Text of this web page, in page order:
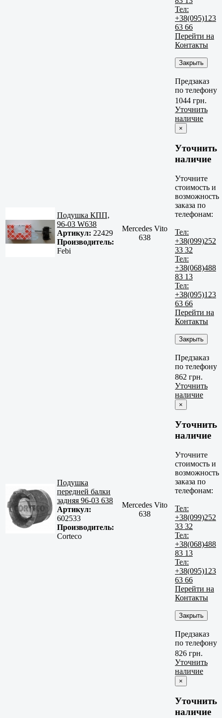
Тел:
+38(095)123
63 66
Перейти на
Контакты
Закрыть
Предзаказ
по телефону
Подушка КПП,
96-03 W638
Артикул: 22429
Производитель:
Febi
Mercedes Vito
638
1044 грн.
Уточнить
наличие
×
Уточнить
наличие
Уточните
стоимость и
возможность
заказа по
телефонам:
Тел:
+38(099)252
33 32
Тел:
+38(068)488
83 13
Тел:
+38(095)123
63 66
Перейти на
Контакты
Закрыть
Предзаказ
по телефону
Подушка
передней балки
задняя 96-03 638
Артикул:
602533
Производитель:
Corteco
Mercedes Vito
638
862 грн.
Уточнить
наличие
×
Уточнить
наличие
Уточните
стоимость и
возможность
заказа по
телефонам:
Тел:
+38(099)252
33 32
Тел:
+38(068)488
83 13
Тел:
+38(095)123
63 66
Перейти на
Контакты
Закрыть
Предзаказ
по телефону
826 грн.
Уточнить
наличие
×
Уточнить
наличие